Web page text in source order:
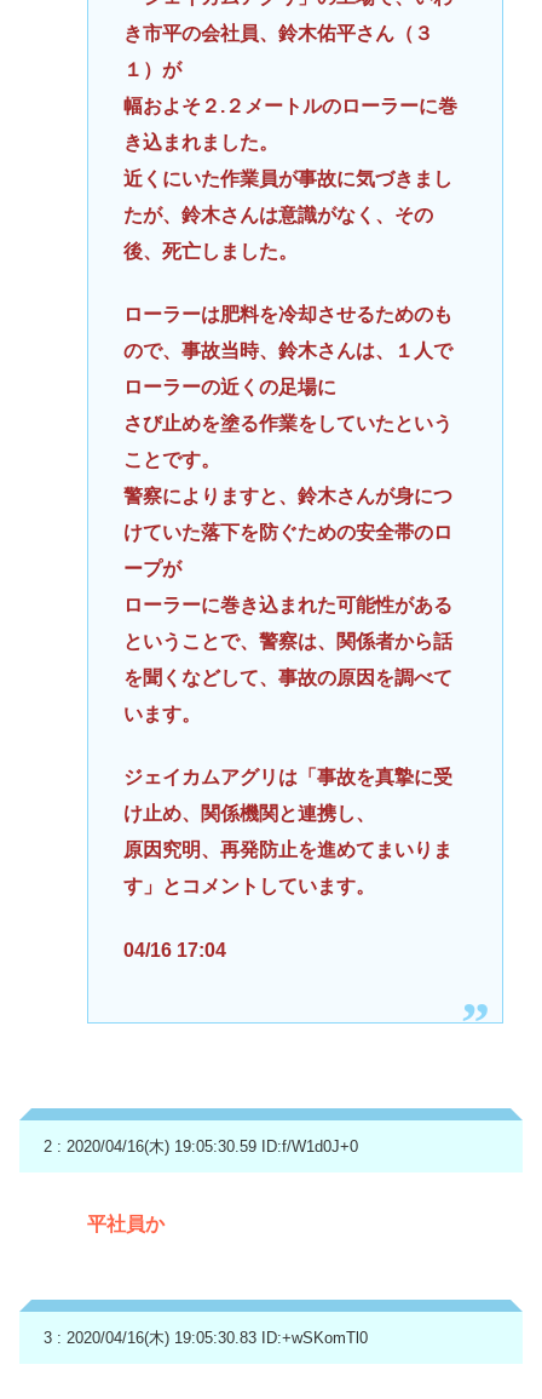
き市平の会社員、鈴木佑平さん（３
１）が
幅およそ２.２メートルのローラーに巻
き込まれました。
近くにいた作業員が事故に気づきまし
たが、鈴木さんは意識がなく、その
後、死亡しました。
ローラーは肥料を冷却させるためのも
ので、事故当時、鈴木さんは、１人で
ローラーの近くの足場に
さび止めを塗る作業をしていたという
ことです。
警察によりますと、鈴木さんが身につ
けていた落下を防ぐための安全帯のロ
ープが
ローラーに巻き込まれた可能性がある
ということで、警察は、関係者から話
を聞くなどして、事故の原因を調べて
います。
ジェイカムアグリは「事故を真摯に受
け止め、関係機関と連携し、
原因究明、再発防止を進めてまいりま
す」とコメントしています。
04/16 17:04
2 : 2020/04/16(木) 19:05:30.59 ID:f/W1d0J+0
平社員か
3 : 2020/04/16(木) 19:05:30.83 ID:+wSKomTl0